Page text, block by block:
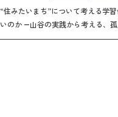
“住みたいまち”について考える学
いのか ―山谷の実践から考え